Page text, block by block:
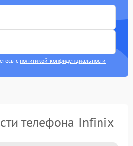
с политикой конфиденциальности
телефона Infinix